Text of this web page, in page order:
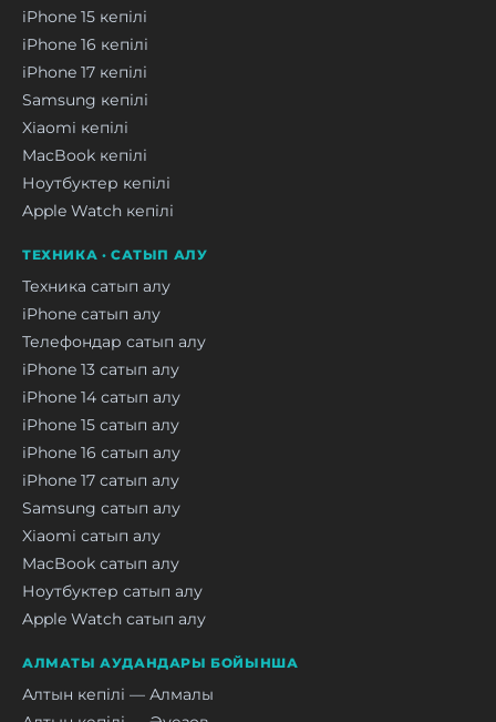
iPhone 15 кепілі
iPhone 16 кепілі
iPhone 17 кепілі
Samsung кепілі
Xiaomi кепілі
MacBook кепілі
Ноутбуктер кепілі
Apple Watch кепілі
ТЕХНИКА · САТЫП АЛУ
Техника сатып алу
iPhone сатып алу
Телефондар сатып алу
iPhone 13 сатып алу
iPhone 14 сатып алу
iPhone 15 сатып алу
iPhone 16 сатып алу
iPhone 17 сатып алу
Samsung сатып алу
Xiaomi сатып алу
MacBook сатып алу
Ноутбуктер сатып алу
Apple Watch сатып алу
АЛМАТЫ АУДАНДАРЫ БОЙЫНША
Алтын кепілі — Алмалы